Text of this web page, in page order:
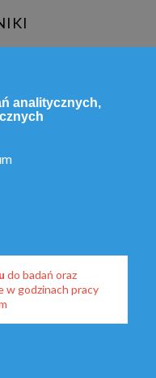
analitycznych,
do badań oraz
w godzinach pracy